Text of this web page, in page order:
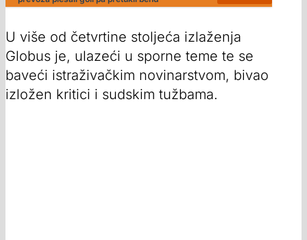
U više od četvrtine stoljeća izlaženja
Globus je, ulazeći u sporne teme te se
baveći istraživačkim novinarstvom, bivao
izložen kritici i sudskim tužbama.